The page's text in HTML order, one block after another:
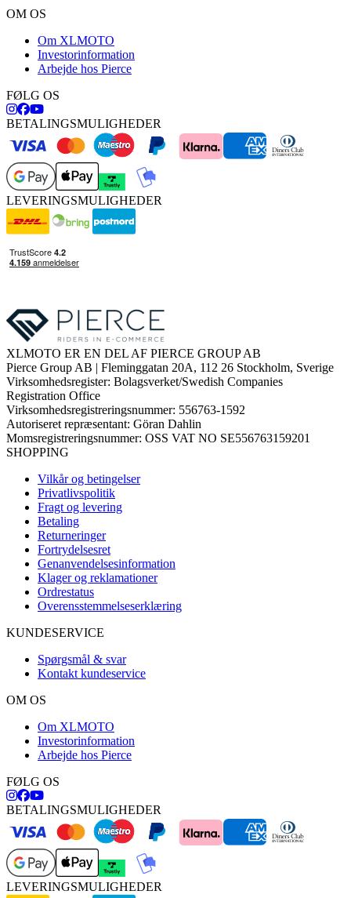
OM OS
Om XLMOTO
Investorinformation
Arbejde hos Pierce
FØLG OS
BETALINGSMULIGHEDER
LEVERINGSMULIGHEDER
XLMOTO ER EN DEL AF PIERCE GROUP AB
Pierce Group AB | Fleminggatan 20A, 112 26 Stockholm, Sverige
Virksomhedsregister: Bolagsverket/Swedish Companies
Registration Office
Virksomhedsregistreringsnummer: 556763-1592
Autoriseret repræsentant: Göran Dahlin
Momsregistreringsnummer: OSS VAT NO SE556763159201
SHOPPING
Vilkår og betingelser
Privatlivspolitik
Fragt og levering
Betaling
Returneringer
Fortrydelsesret
Genanvendelsesinformation
Klager og reklamationer
Ordrestatus
Overensstemmelseserklæring
KUNDESERVICE
Spørgsmål & svar
Kontakt kundeservice
OM OS
Om XLMOTO
Investorinformation
Arbejde hos Pierce
FØLG OS
BETALINGSMULIGHEDER
LEVERINGSMULIGHEDER